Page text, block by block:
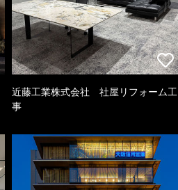
近藤工業株式会社 社屋リフォーム工
事